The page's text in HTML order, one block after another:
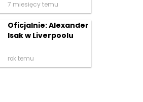
7 miesięcy temu
Oficjalnie: Alexander
Isak w Liverpoolu
rok temu